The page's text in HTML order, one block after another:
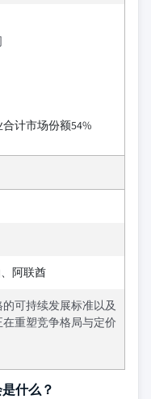
计市场份额54%
阿联酋
可持续发展标准以及
重塑竞争格局与定价
什么？